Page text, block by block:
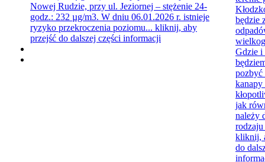
Nowej Rudzie, przy ul. Jeziornej – stężenie 24-
godz.: 232 µg/m3. W dniu 06.01.2026 r. istnieje
ryzyko przekroczenia poziomu... kliknij, aby
przejść do dalszej części informacji
będzie
Gdzie i
pozbyć
kanapy
jak
należy
kliknij,
do